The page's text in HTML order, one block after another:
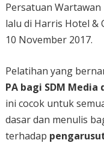
Persatuan Wartawan
lalu di Harris Hotel &
10 November 2017.
Pelatihan yang
PA bagi SDM Media
ini cocok untuk
dasar dan menulis
terhadap